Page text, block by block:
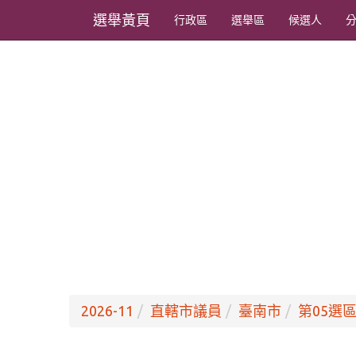
選舉黃頁 行政區 選舉區 候選人
2026-11 直轄市議員 臺南市 第05選